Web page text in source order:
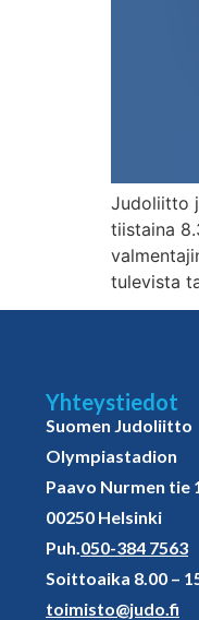
Judoliitto
tiistaina
tulevista
Yhteystiedot
Suomen Judoliitto
Olympiastadion
Paavo Nurmen tie
00250 Helsinki
Puh.050-384 7563
Soittoaika 8.00 –
toimisto@judo.fi